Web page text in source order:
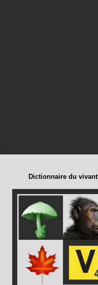
Dictionnaire du vivant